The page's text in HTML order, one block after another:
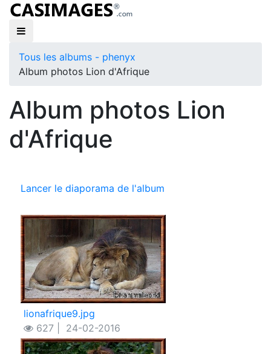
Tous les albums - phenyx
Album photos Lion d'Afrique
Album photos Lion
d'Afrique
Lancer le diaporama de l'album
lionafrique9.jpg
627 |
24-02-2016